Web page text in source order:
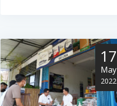
17
May
2022